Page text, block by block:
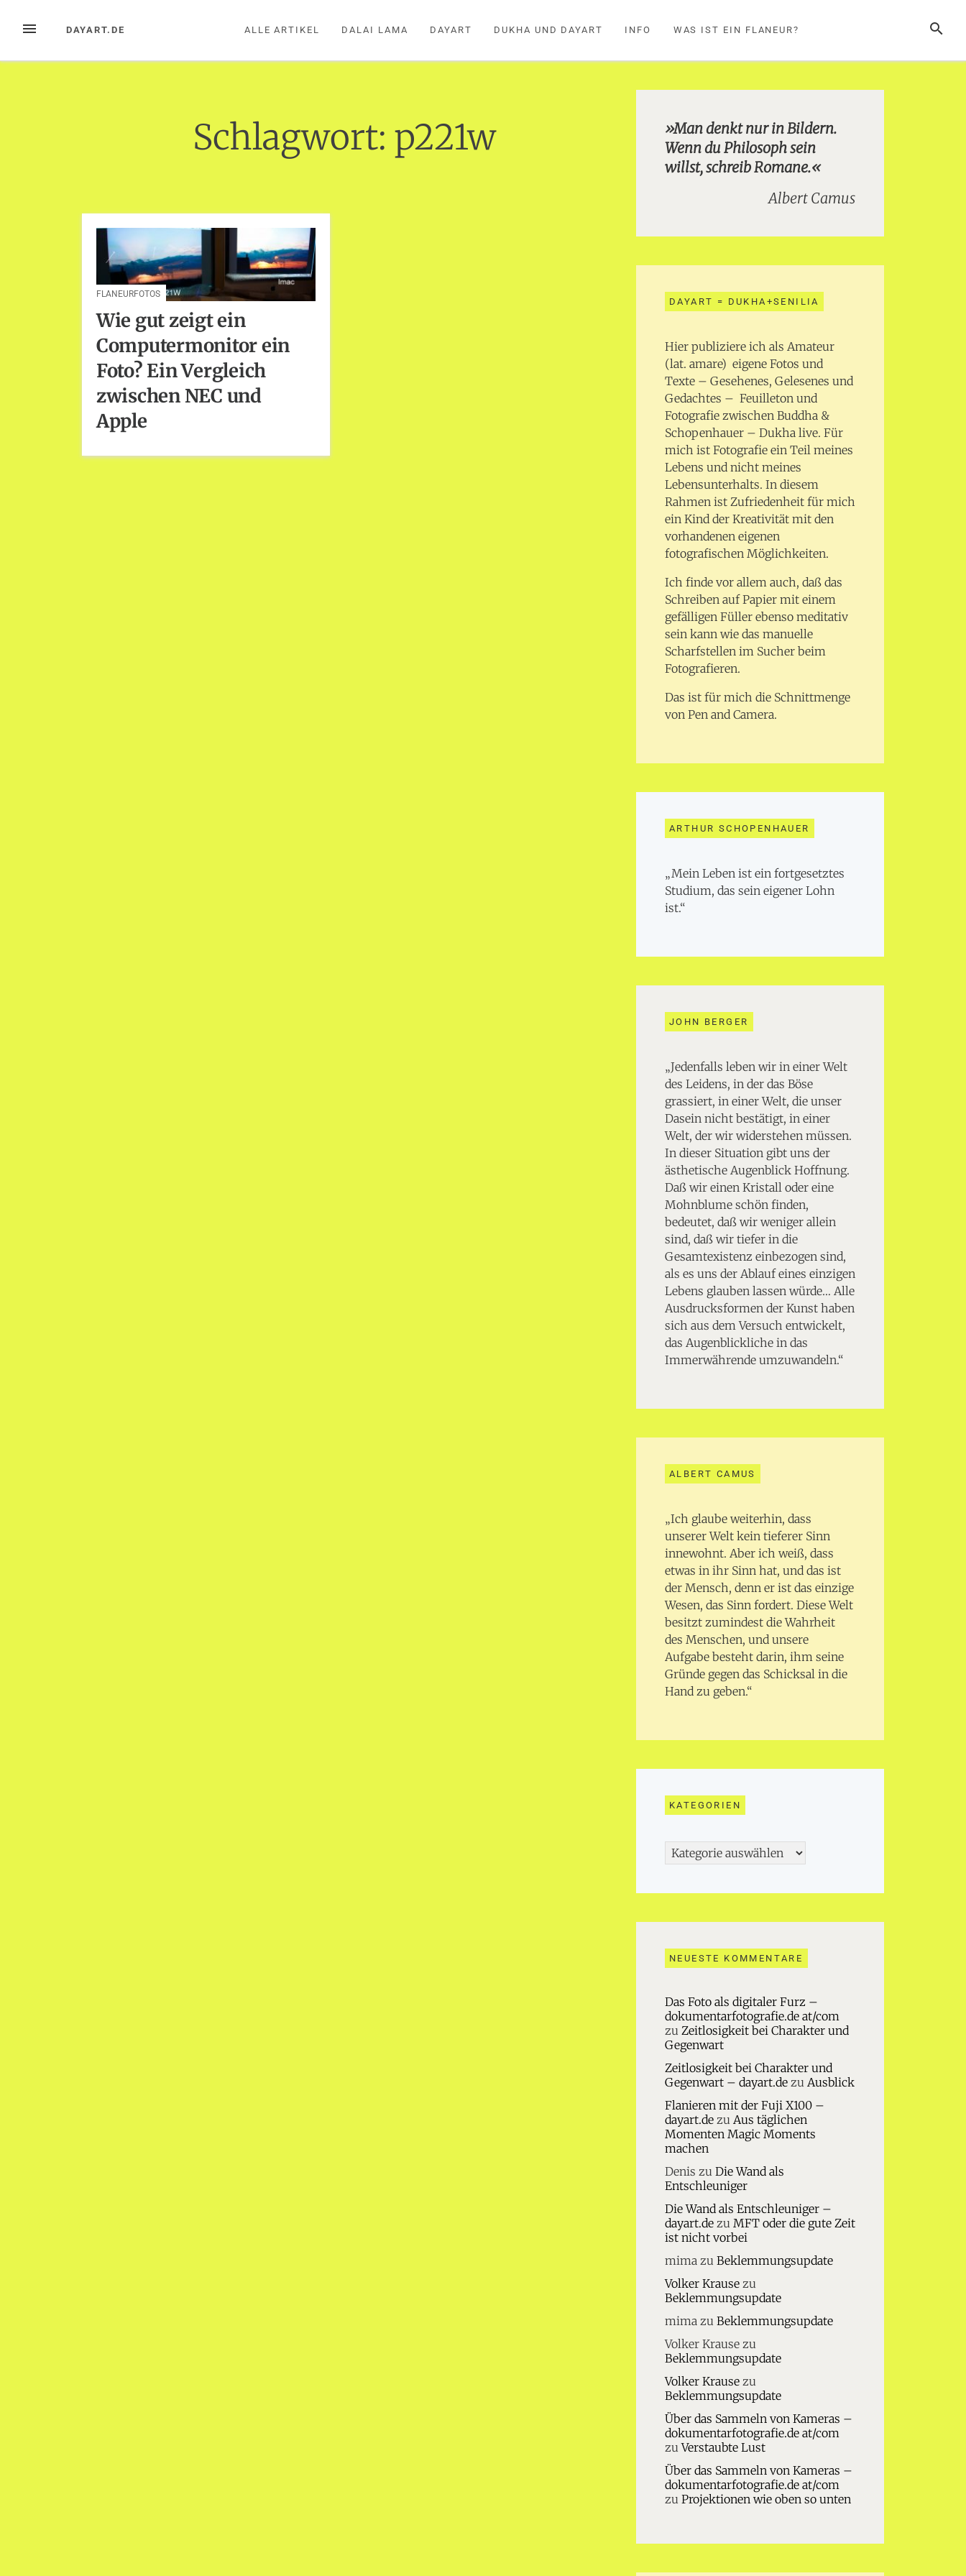
InhaltMENÜ SUCHE
DAYART.DE ALLE ARTIKEL DALAI LAMA DAYART DUKHA UND DAYART INFO WAS IST EIN FLANEUR?
Schlagwort:p221w
FLANEURFOTOS
Wie gut zeigt ein
Computermonitor ein
Foto? Ein Vergleich
zwischen NEC und
Apple
»Man denkt nur in Bildern.
Wenn du Philosoph sein
willst, schreib Romane.«
Albert Camus
DAYART = DUKHA+SENILIA
Hier publiziere ich als Amateur
(lat. amare) eigene Fotos und
Texte – Gesehenes, Gelesenes und
Gedachtes – Feuilleton und
Fotografie zwischen Buddha &
Schopenhauer – Dukha live. Für
mich ist Fotografie ein Teil meines
Lebens und nicht meines
Lebensunterhalts. In diesem
Rahmen ist Zufriedenheit für mich
ein Kind der Kreativität mit den
vorhandenen eigenen
fotografischen Möglichkeiten.
Ich finde vor allem auch, daß das
Schreiben auf Papier mit einem
gefälligen Füller ebenso meditativ
sein kann wie das manuelle
Scharfstellen im Sucher beim
Fotografieren.
Das ist für mich die Schnittmenge
von Pen and Camera.
ARTHUR SCHOPENHAUER
„Mein Leben ist ein fortgesetztes
Studium, das sein eigener Lohn
ist.“
JOHN BERGER
„Jedenfalls leben wir in einer Welt
des Leidens, in der das Böse
grassiert, in einer Welt, die unser
Dasein nicht bestätigt, in einer
Welt, der wir widerstehen müssen.
In dieser Situation gibt uns der
ästhetische Augenblick Hoffnung.
Daß wir einen Kristall oder eine
Mohnblume schön finden,
bedeutet, daß wir weniger allein
sind, daß wir tiefer in die
Gesamtexistenz einbezogen sind,
als es uns der Ablauf eines einzigen
Lebens glauben lassen würde… Alle
Ausdrucksformen der Kunst haben
sich aus dem Versuch entwickelt,
das Augenblickliche in das
Immerwährende umzuwandeln.“
ALBERT CAMUS
„Ich glaube weiterhin, dass
unserer Welt kein tieferer Sinn
innewohnt. Aber ich weiß, dass
etwas in ihr Sinn hat, und das ist
der Mensch, denn er ist das einzige
Wesen, das Sinn fordert. Diese Welt
besitzt zumindest die Wahrheit
des Menschen, und unsere
Aufgabe besteht darin, ihm seine
Gründe gegen das Schicksal in die
Hand zu geben.“
KATEGORIEN
Kategorien
NEUESTE KOMMENTARE
Das Foto als digitaler Furz –
dokumentarfotografie.de at/com
zu Zeitlosigkeit bei Charakter und
Gegenwart
Zeitlosigkeit bei Charakter und
Gegenwart – dayart.dezu Ausblick
Flanieren mit der Fuji X100 –
dayart.dezu Aus täglichen
Momenten Magic Moments
machen
Denis zu Die Wand als
Entschleuniger
Die Wand als Entschleuniger –
dayart.dezu MFT oder die gute Zeit
ist nicht vorbei
mimazu Beklemmungsupdate
Volker Krausezu
Beklemmungsupdate
mimazu Beklemmungsupdate
Volker Krausezu
Beklemmungsupdate
Volker Krausezu
Beklemmungsupdate
Über das Sammeln von Kameras –
dokumentarfotografie.de at/com
zuVerstaubte Lust
Über das Sammeln von Kameras –
dokumentarfotografie.de at/com
zu Projektionen wie oben so unten